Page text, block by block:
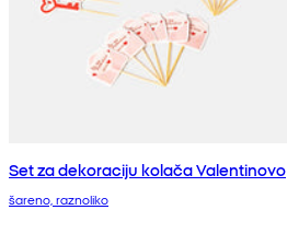
Set za dekoraciju kolača Valentinovo
šareno, raznoliko